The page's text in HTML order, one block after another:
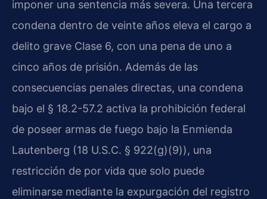
imponer una sentencia más severa. Una tercera
condena dentro de veinte años eleva el cargo a
delito grave Clase 6, con una pena de uno a
cinco años de prisión. Además de las
consecuencias penales directas, una condena
bajo el § 18.2-57.2 activa la prohibición federal
de poseer armas de fuego bajo la Enmienda
Lautenberg (18 U.S.C. § 922(g)(9)), una
restricción de por vida que solo puede
eliminarse mediante la expurgación del registro